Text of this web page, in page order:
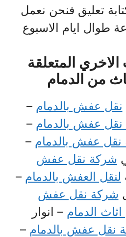
تعليق فنحن نعمل
طوال ايام الاسبوع
المتعلقة
من الدمام
نقل عفش بالدمام–
عفش بالدمام–
عفش بالدمام–
شركة نقل عفش
لنقل العفش بالدمام–
شركة نقل عفش
الدمام– انوار
نقل عفش بالدمام–